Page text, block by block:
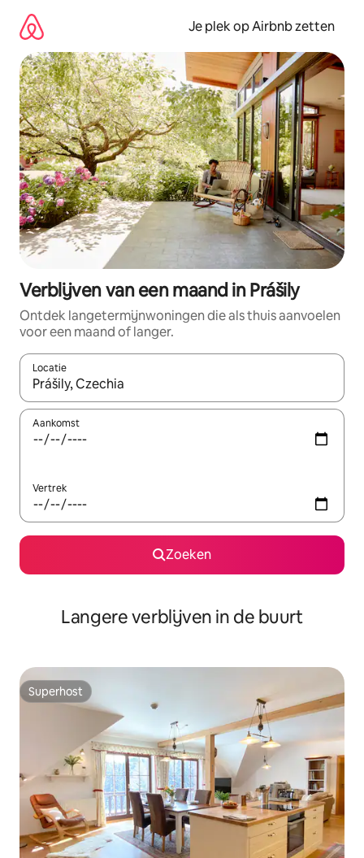
direct
naar
inhoud
Je plek op Airbnb zetten
Verblijven van een maand in Prášily
Ontdek langetermijnwoningen die als thuis aanvoelen
voor een maand of langer.
Locatie
Wanneer er resultaten beschikbaar zijn, maak je een keuze
Aankomst
Vertrek
Zoeken
Langere verblijven in de buurt
Superhost
Superhost